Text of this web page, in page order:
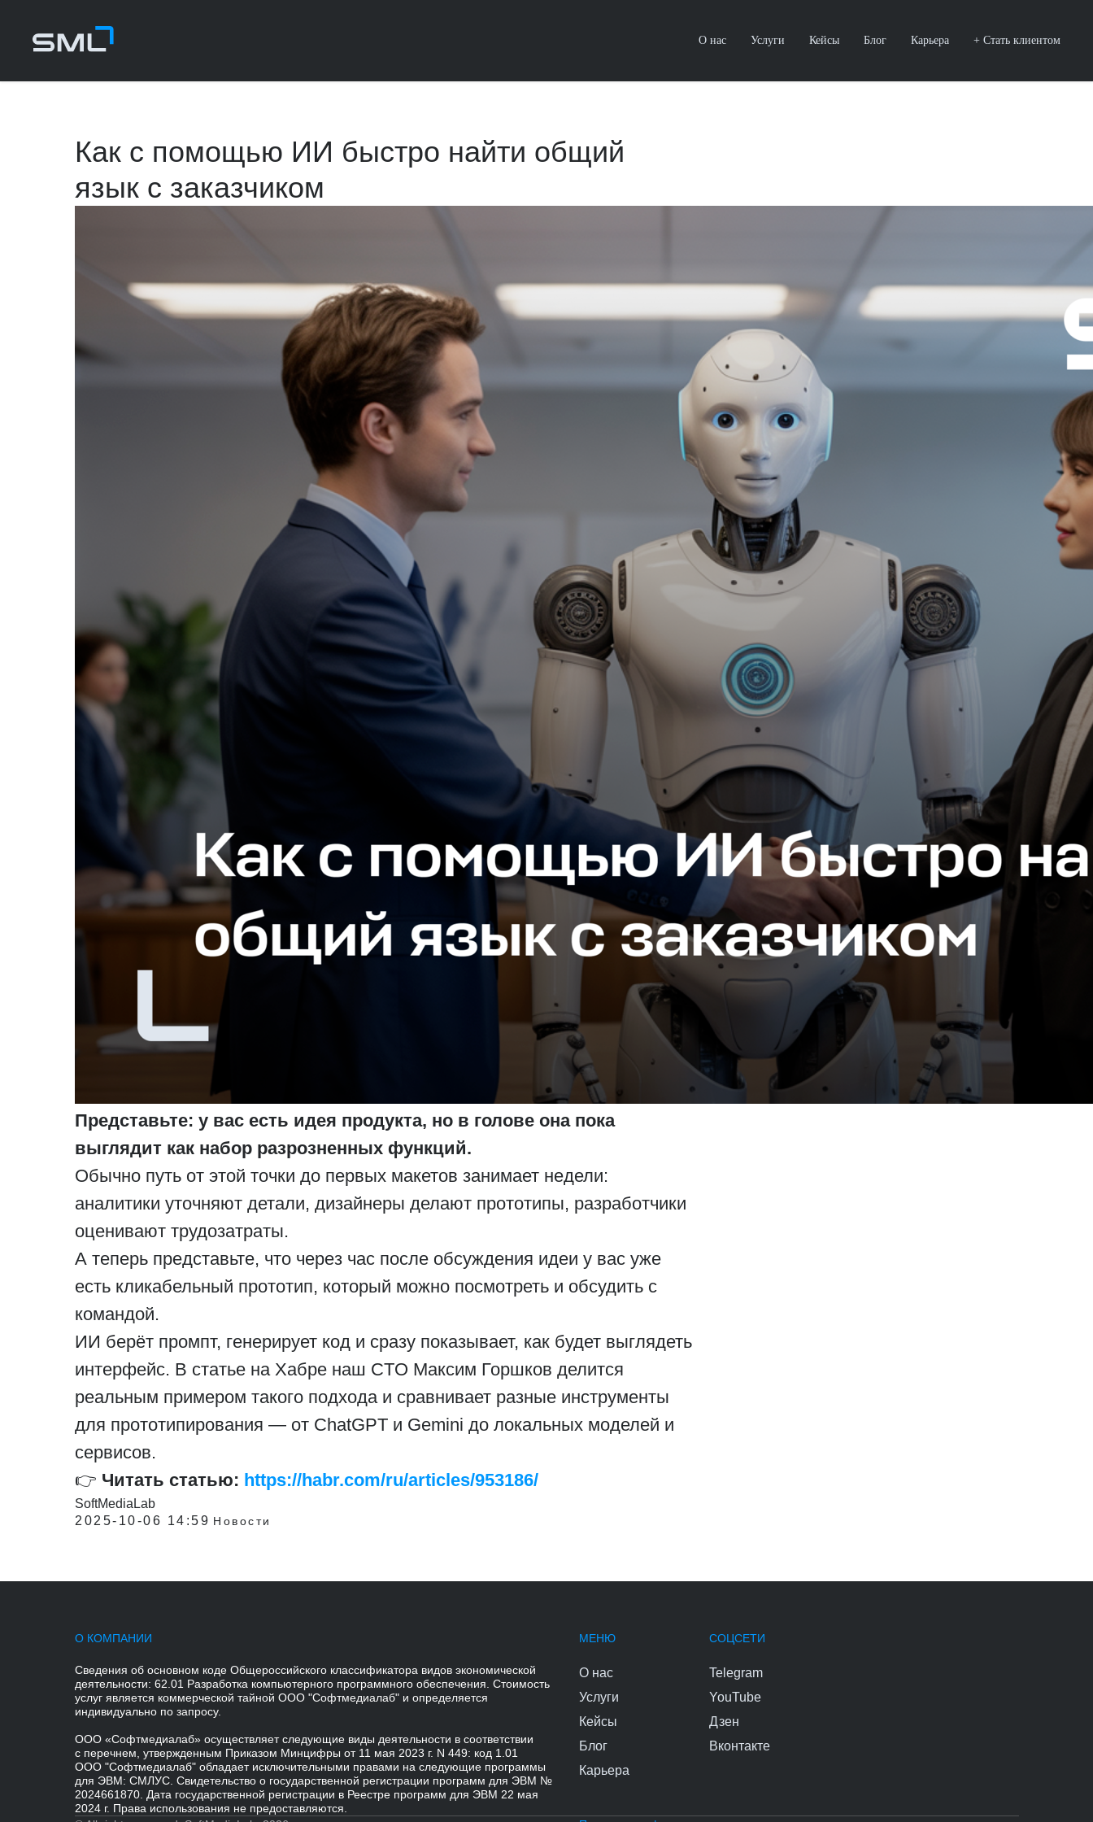
О нас Услуги Кейсы Блог Карьера + Стать клиентом
Как с помощью ИИ быстро найти общий
язык с заказчиком
Представьте: у вас есть идея продукта, но в голове она пока
выглядит как набор разрозненных функций.
Обычно путь от этой точки до первых макетов занимает недели:
аналитики уточняют детали, дизайнеры делают прототипы, разработчики
оценивают трудозатраты.
А теперь представьте, что через час после обсуждения идеи у вас уже
есть кликабельный прототип, который можно посмотреть и обсудить с
командой.
ИИ берёт промпт, генерирует код и сразу показывает, как будет выглядеть
интерфейс. В статье на Хабре наш CTO Максим Горшков делится
реальным примером такого подхода и сравнивает разные инструменты
для прототипирования — от ChatGPT и Gemini до локальных моделей и
сервисов.
👉 Читать статью: https://habr.com/ru/articles/953186/
SoftMediaLab
2025-10-06 14:59 Новости
О КОМПАНИИ
Сведения об основном коде Общероссийского классификатора видов экономической
деятельности: 62.01 Разработка компьютерного программного обеспечения. Стоимость
услуг является коммерческой тайной ООО "Софтмедиалаб" и определяется
индивидуально по запросу.
ООО «Софтмедиалаб» осуществляет следующие виды деятельности в соответствии
с перечнем, утвержденным Приказом Минцифры от 11 мая 2023 г. N 449: код 1.01
ООО "Софтмедиалаб" обладает исключительными правами на следующие программы
для ЭВМ: СМЛУС. Свидетельство о государственной регистрации программ для ЭВМ №
2024661870. Дата государственной регистрации в Реестре программ для ЭВМ 22 мая
2024 г. Права использования не предоставляются.
МЕНЮ
О нас
Услуги
Кейсы
Блог
Карьера
СОЦСЕТИ
Telegram
YouTube
Дзен
Вконтакте